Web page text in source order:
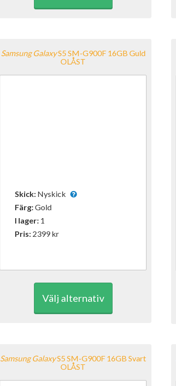
Samsung GalaxyS5 SM-G900F 16GB Guld
OLÅST
Skick: Nyskick
Färg:Gold
I lager: 1
Pris: 2399kr
Välj alternativ
Samsung GalaxyS5 SM-G900F 16GB Svart
OLÅST